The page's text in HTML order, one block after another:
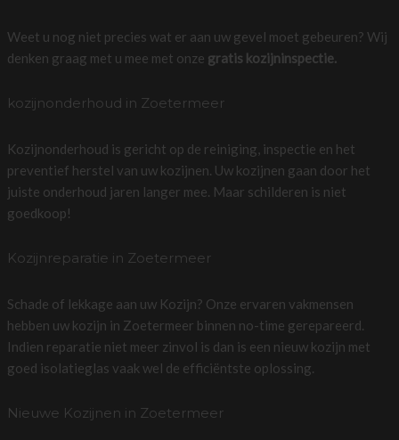
Weet u nog niet precies wat er aan uw gevel moet gebeuren? Wij
denken graag met u mee met onze gratis kozijninspectie.
kozijnonderhoud in Zoetermeer
Kozijnonderhoud is gericht op de reiniging, inspectie en het
preventief herstel van uw kozijnen. Uw kozijnen gaan door het
juiste onderhoud jaren langer mee. Maar schilderen is niet
goedkoop!
Kozijnreparatie in Zoetermeer
Schade of lekkage aan uw Kozijn? Onze ervaren vakmensen
hebben uw kozijn in Zoetermeer binnen no-time gerepareerd.
Indien reparatie niet meer zinvol is dan is een nieuw kozijn met
goed isolatieglas vaak wel de efficiëntste oplossing.
Nieuwe Kozijnen in Zoetermeer